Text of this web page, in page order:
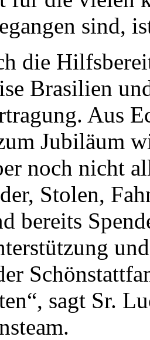
sind,
die
Brasilien
Aus
Jubiläum
noch nicht
Stolen,
bereits
sagt Sr.